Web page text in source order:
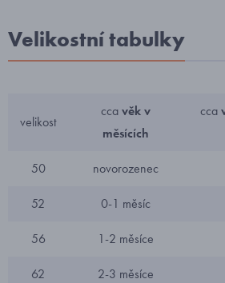
Velikostní tabulky
velikost
ccavěk v
měsících
cca
50 novorozenec
52 0-1 měsíc
56 1-2 měsíce
62 2-3 měsíce